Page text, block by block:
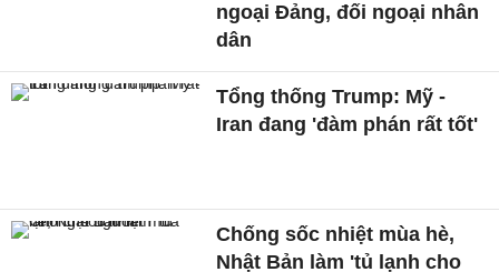
ngoại Đảng, đối ngoại nhân
dân
Tổng thống Trump: Mỹ -
Iran đang 'đàm phán rất tốt'
Chống sốc nhiệt mùa hè,
Nhật Bản làm 'tủ lạnh cho